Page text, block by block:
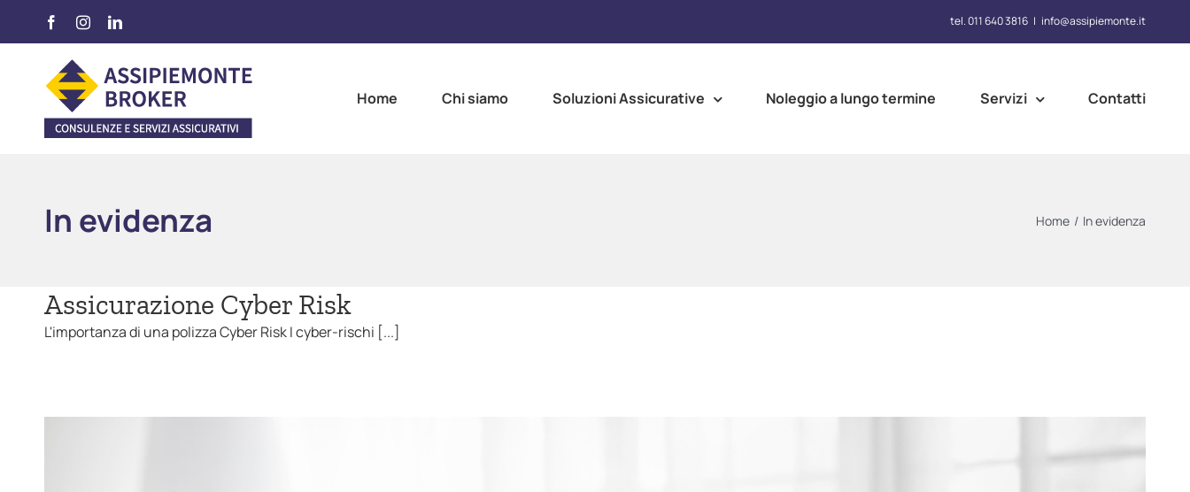
contenuto
FacebookInstagramLinkedIn tel. 011 640 3816 | info@assipiemonte.it
Home Chi siamo Soluzioni Assicurative Noleggio a lungo termine Servizi Contatti
In evidenza Home / In evidenza
Assicurazione Cyber Risk
L'importanza di una polizza Cyber Risk I cyber-rischi [...]